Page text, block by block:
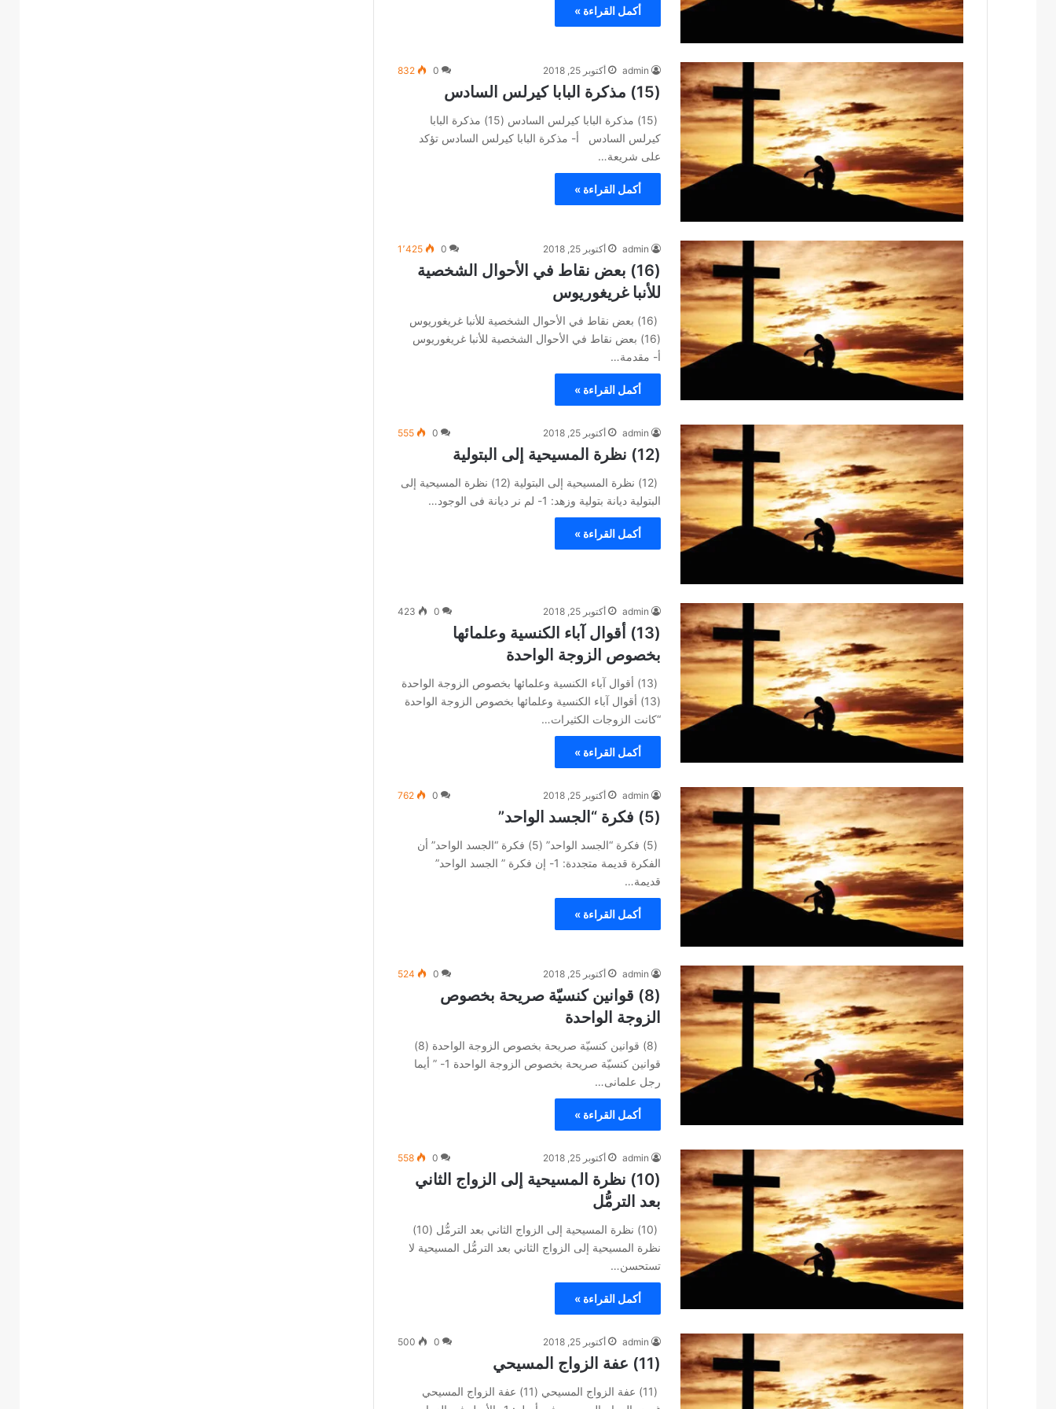
أكمل القراءة »
admin أكتوبر 25, 2018 0
832
(15) مذكرة البابا كيرلس السادس
(15) مذكرة البابا كيرلس السادس (15) مذكرة البابا
كيرلس السادس أ- مذكرة البابا كيرلس السادس تؤكد
على شريعة…
أكمل القراءة »
admin أكتوبر 25, 2018 0 1٬425
(16) بعض نقاط في الأحوال الشخصية
للأنبا غريغوريوس
(16) بعض نقاط في الأحوال الشخصية للأنبا غريغوريوس
(16) بعض نقاط في الأحوال الشخصية للأنبا غريغوريوس
أ- مقدمة…
أكمل القراءة »
admin أكتوبر 25, 2018 0
555
(12) نظرة المسيحية إلى البتولية
(12) نظرة المسيحية إلى البتولية (12) نظرة المسيحية إلى
البتولية ديانة بتولية وزهد: 1- لم نر ديانة فى الوجود…
أكمل القراءة »
admin أكتوبر 25, 2018 0
423
(13) أقوال آباء الكنسية وعلمائها
بخصوص الزوجة الواحدة
(13) أقوال آباء الكنسية وعلمائها بخصوص الزوجة الواحدة
(13) أقوال آباء الكنسية وعلمائها بخصوص الزوجة الواحدة
“كانت الزوجات الكثيرات…
أكمل القراءة »
admin أكتوبر 25, 2018 0
762
(5) فكرة “الجسد الواحد”
(5) فكرة “الجسد الواحد” (5) فكرة “الجسد الواحد” أن
الفكرة قديمة متجددة: 1- إن فكرة ” الجسد الواحد”
قديمة…
أكمل القراءة »
admin أكتوبر 25, 2018 0
524
(8) قوانين كنسيّة صريحة بخصوص
الزوجة الواحدة
(8) قوانين كنسيّة صريحة بخصوص الزوجة الواحدة (8)
قوانين كنسيّة صريحة بخصوص الزوجة الواحدة 1- ” أيما
رجل علمانى…
أكمل القراءة »
admin أكتوبر 25, 2018 0
558
(10) نظرة المسيحية إلى الزواج الثاني
بعد الترمُّل
(10) نظرة المسيحية إلى الزواج الثاني بعد الترمُّل (10)
نظرة المسيحية إلى الزواج الثاني بعد الترمُّل المسيحية لا
تستحسن…
أكمل القراءة »
admin أكتوبر 25, 2018 0
500
(11) عفة الزواج المسيحي
(11) عفة الزواج المسيحي (11) عفة الزواج المسيحي